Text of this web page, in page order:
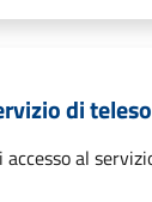
di
al